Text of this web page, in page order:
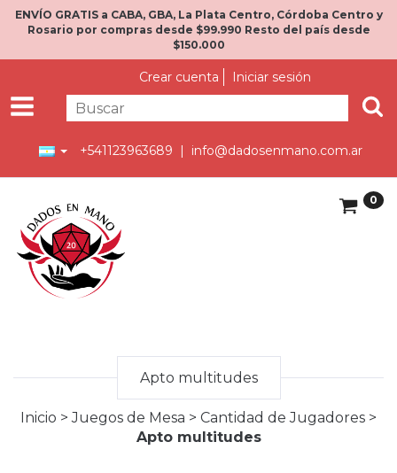
ENVÍO GRATIS a CABA, GBA, La Plata Centro, Córdoba Centro y
Rosario por compras desde $99.990 Resto del país desde
$150.000
Crear cuenta Iniciar sesión
+541123963689 | info@dadosenmano.com.ar
0
Apto multitudes
Inicio > Juegos de Mesa > Cantidad de Jugadores >
Apto multitudes